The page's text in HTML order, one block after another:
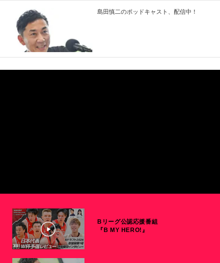
島田慎二のポッドキャスト、配信中！
Bリーグ公認応援番組
『B MY HERO!』